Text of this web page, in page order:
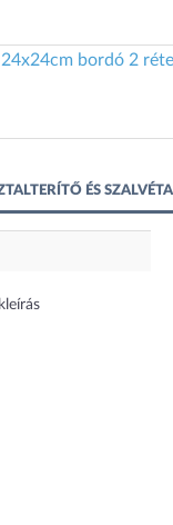
24x24cm bordó 2
ÉS